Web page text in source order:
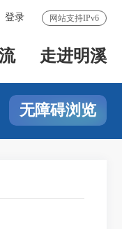
网站支持IPv6
登录
走进明溪
无障碍浏览